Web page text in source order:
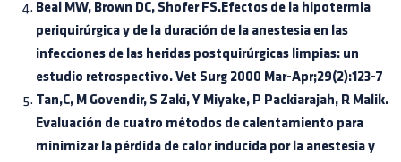
Beal MW, Brown DC, Shofer FS.Efectos de la hipotermia
periquirúrgica y de la duración de la anestesia en las
infecciones de las heridas postquirúrgicas limpias: un
estudio retrospectivo. Vet Surg 2000 Mar-Apr;29(2):123-7
Tan,C, M Govendir, S Zaki, Y Miyake, P Packiarajah, R Malik.
Evaluación de cuatro métodos de calentamiento para
minimizar la pérdida de calor inducida por la anestesia y